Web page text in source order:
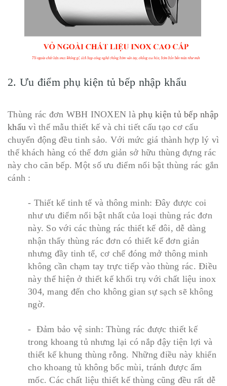
2. Ưu điểm phụ kiện tủ bếp nhập khẩu
Thùng rác đơn WBH INOXEN là phụ kiện tủ bếp nhập
khẩu vì thế mẫu thiết kế và chi tiết cấu tạo cơ cấu
chuyển động đều tinh sảo. Với mức giá thành hợp lý vì
thế khách hàng có thể đơn giản sở hữu thùng đựng rác
này cho căn bếp. Một số ưu điểm nổi bật thùng rác gắn
cánh :
- Thiết kế tinh tế và thông minh: Đây được coi
như ưu điểm nổi bật nhất của loại thùng rác đơn
này. So với các thùng rác thiết kế đôi, dễ dàng
nhận thấy thùng rác đơn có thiết kế đơn giản
nhưng đầy tinh tế, cơ chế đóng mở thông minh
không cần chạm tay trực tiếp vào thùng rác. Điều
này thể hiện ở thiết kế khối trụ với chất liệu inox
304, mang đến cho không gian sự sạch sẽ không
ngờ.
- Đảm bảo vệ sinh: Thùng rác được thiết kế
trong khoang tủ nhưng lại có nắp đậy tiện lợi và
thiết kế khung thùng rỗng. Những điều này khiến
cho khoang tủ không bốc mùi, tránh được ẩm
mốc. Các chất liệu thiết kế thùng cũng đều rất dễ